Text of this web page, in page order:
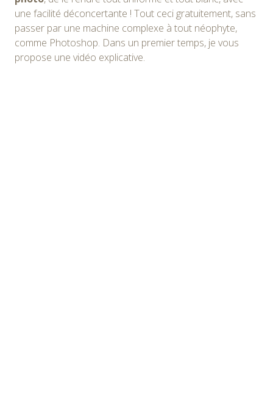
une facilité déconcertante ! Tout ceci gratuitement, sans
passer par une machine complexe à tout néophyte,
comme Photoshop. Dans un premier temps, je vous
propose une vidéo explicative.